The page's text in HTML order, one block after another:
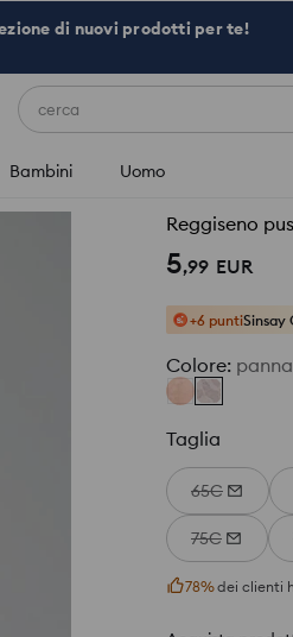
di nuovi prodotti per te!
cerca
Bambini Uomo
Reggiseno
5,99 EUR
+6 puntiSinsay
Colore: panna
Taglia
65C
75C
78%dei clienti